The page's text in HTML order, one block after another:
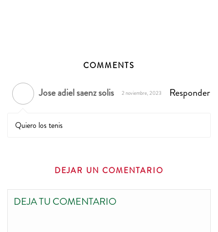
COMMENTS
Jose adiel saenz solis 2 noviembre, 2023 Responder
Quiero los tenis
DEJAR UN COMENTARIO